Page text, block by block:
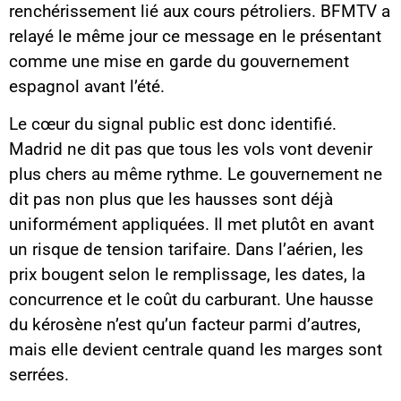
renchérissement lié aux cours pétroliers. BFMTV a
relayé le même jour ce message en le présentant
comme une mise en garde du gouvernement
espagnol avant l’été.
Le cœur du signal public est donc identifié.
Madrid ne dit pas que tous les vols vont devenir
plus chers au même rythme. Le gouvernement ne
dit pas non plus que les hausses sont déjà
uniformément appliquées. Il met plutôt en avant
un risque de tension tarifaire. Dans l’aérien, les
prix bougent selon le remplissage, les dates, la
concurrence et le coût du carburant. Une hausse
du kérosène n’est qu’un facteur parmi d’autres,
mais elle devient centrale quand les marges sont
serrées.